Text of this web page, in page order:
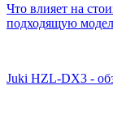
Что влияет на
подходящую
Juki HZL-DX3 -